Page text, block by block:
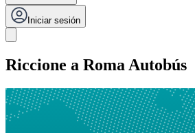
Iniciar sesión
Riccione a Roma Autobús